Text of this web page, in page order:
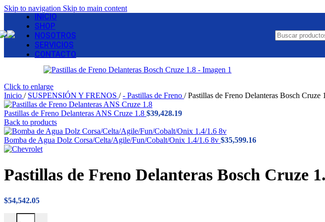
Skip to navigation Skip to main content
INICIO
SHOP
NOSOTROS
SERVICIOS
CONTACTO
Click to enlarge
Inicio / SUSPENSIÓN Y FRENOS / - Pastillas de Freno / Pastillas de Freno Delanteras Bosch Cruze
Pastillas de Freno Delanteras ANS Cruze 1.8 $39,428.19
Back to products
Bomba de Agua Dolz Corsa/Celta/Agile/Fun/Cobalt/Onix 1.4/1.6 8v $35,599.16
Pastillas de Freno Delanteras Bosch Cruze
$54,542.05
Pastillas de Freno Delanteras Bosch Cruze 1.8 cantidad